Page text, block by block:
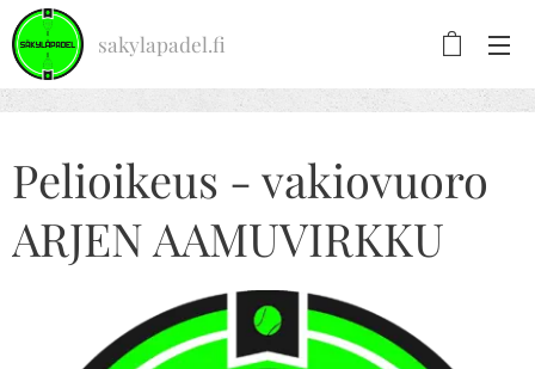
sakylapadel.fi
Pelioikeus - vakiovuoro
ARJEN AAMUVIRKKU